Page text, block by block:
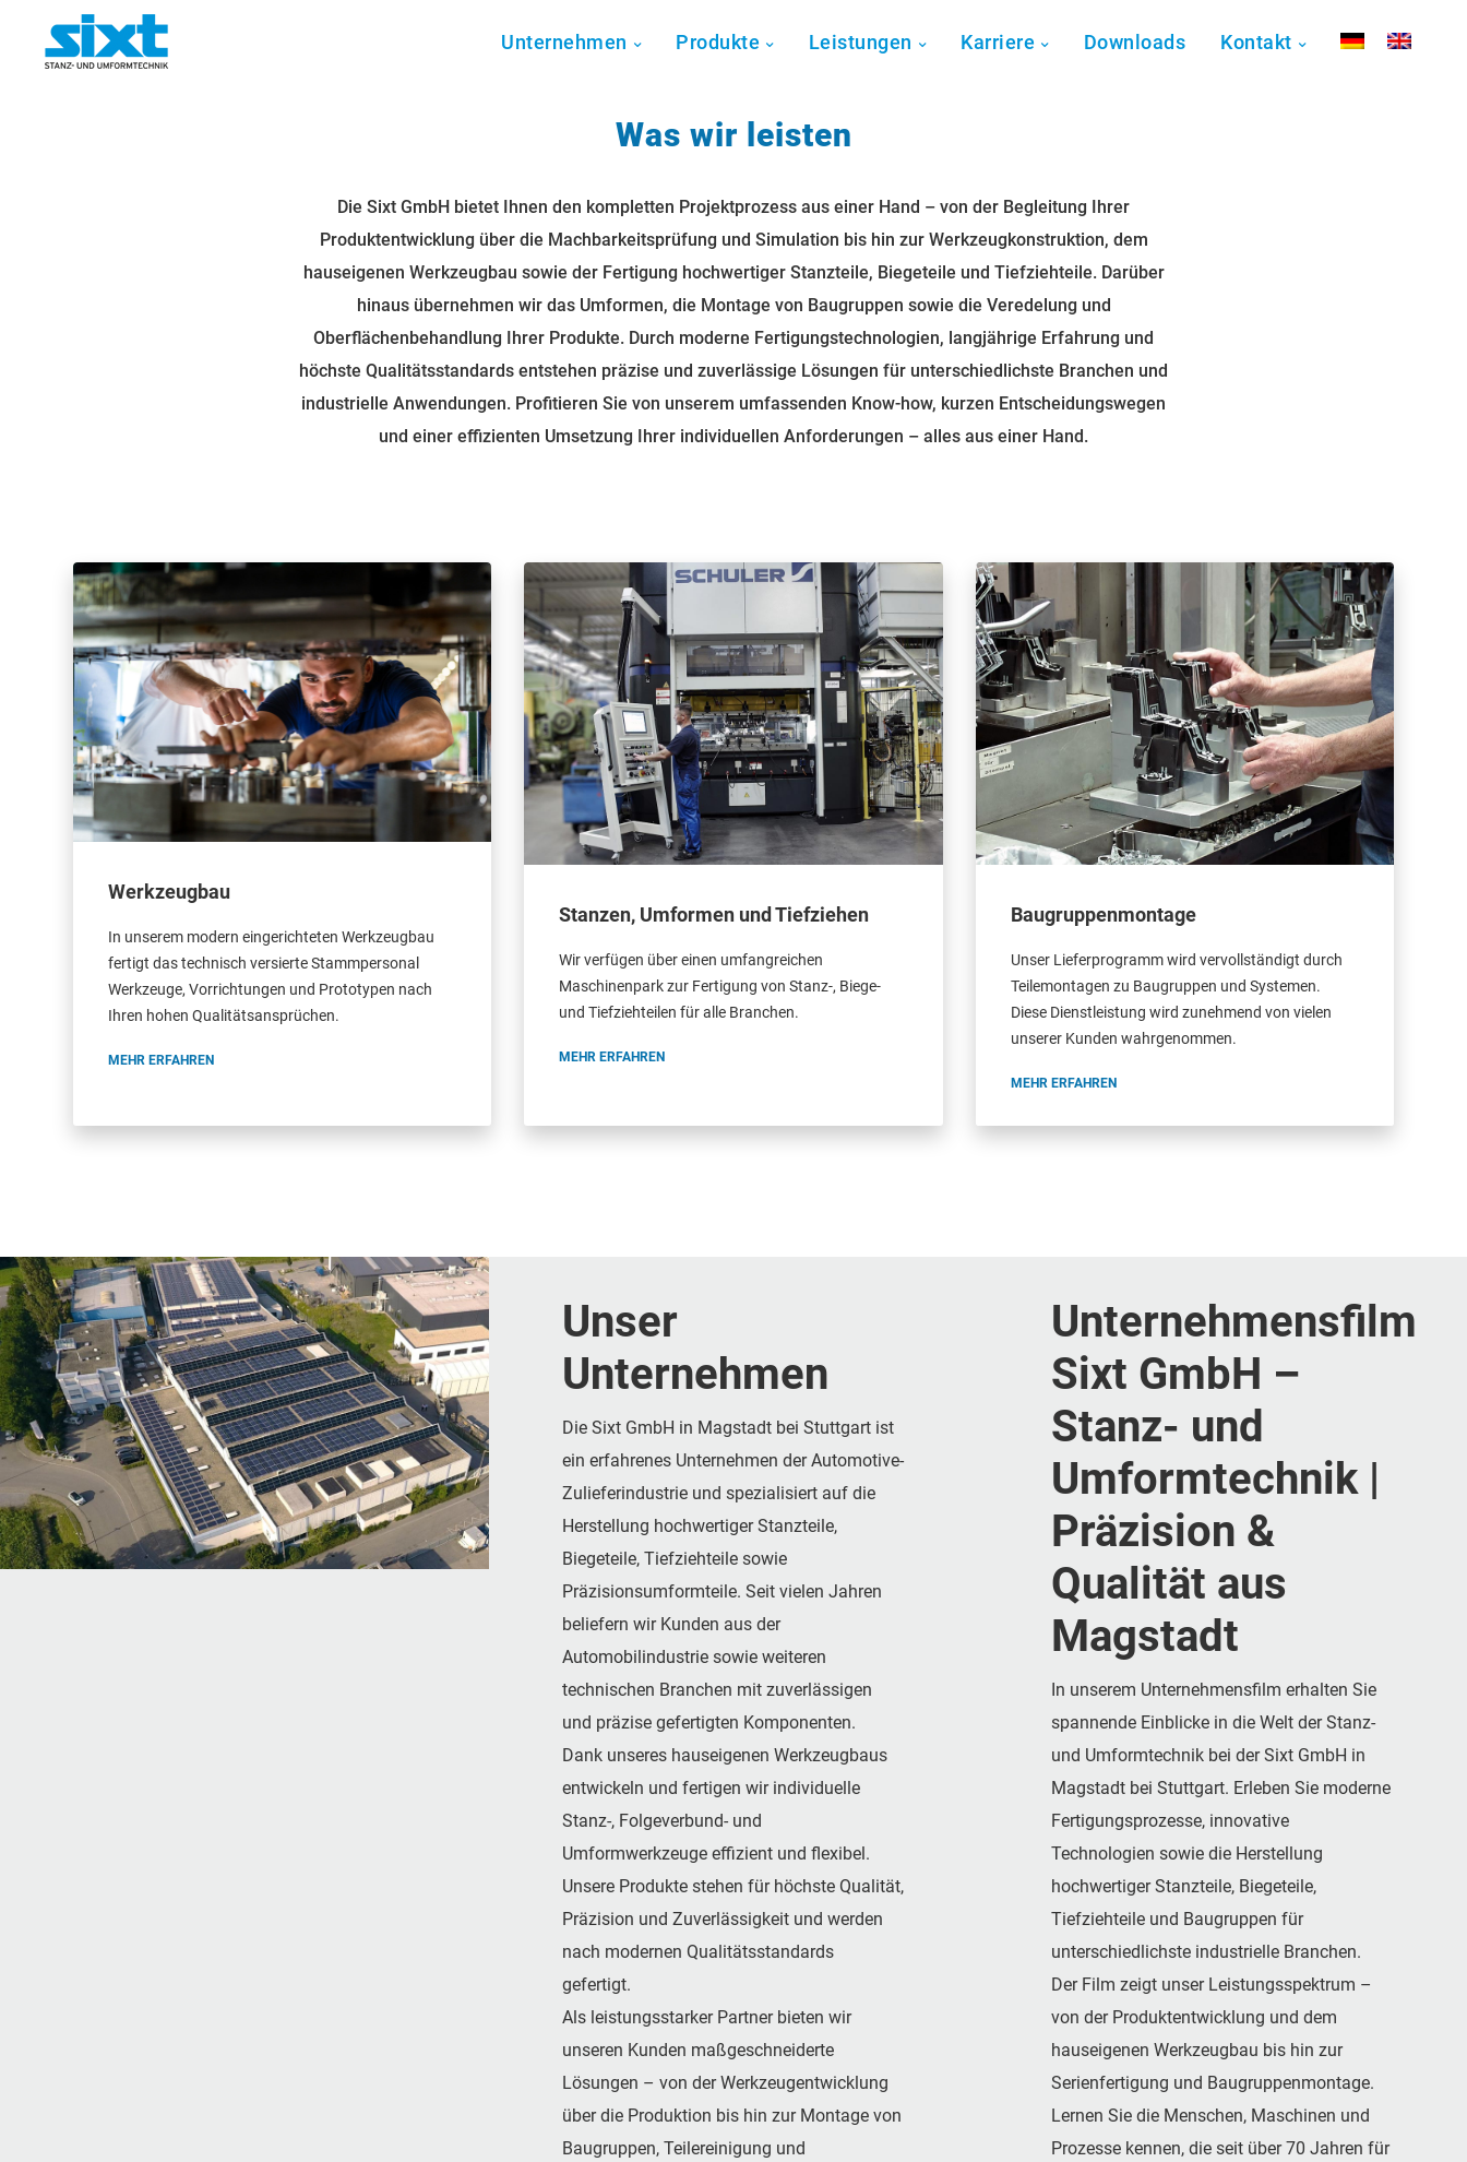
Unternehmen Produkte Leistungen Karriere Downloads Kontakt
Was wir leisten
Die Sixt GmbH bietet Ihnen den kompletten Projektprozess aus einer Hand – von der Begleitung Ihrer
Produktentwicklung über die Machbarkeitsprüfung und Simulation bis hin zur Werkzeugkonstruktion, dem
hauseigenen Werkzeugbau sowie der Fertigung hochwertiger Stanzteile, Biegeteile und Tiefziehteile. Darüber
hinaus übernehmen wir das Umformen, die Montage von Baugruppen sowie die Veredelung und
Oberflächenbehandlung Ihrer Produkte. Durch moderne Fertigungstechnologien, langjährige Erfahrung und
höchste Qualitätsstandards entstehen präzise und zuverlässige Lösungen für unterschiedlichste Branchen und
industrielle Anwendungen. Profitieren Sie von unserem umfassenden Know-how, kurzen Entscheidungswegen
und einer effizienten Umsetzung Ihrer individuellen Anforderungen – alles aus einer Hand.
Werkzeugbau
In unserem modern eingerichteten Werkzeugbau
fertigt das technisch versierte Stammpersonal
Werkzeuge, Vorrichtungen und Prototypen nach
Ihren hohen Qualitätsansprüchen.
MEHR ERFAHREN
Stanzen, Umformen und Tiefziehen
Wir verfügen über einen umfangreichen
Maschinenpark zur Fertigung von Stanz-, Biege-
und Tiefziehteilen für alle Branchen.
MEHR ERFAHREN
Baugruppenmontage
Unser Lieferprogramm wird vervollständigt durch
Teilemontagen zu Baugruppen und Systemen.
Diese Dienstleistung wird zunehmend von vielen
unserer Kunden wahrgenommen.
MEHR ERFAHREN
Unser
Unternehmen
Die Sixt GmbH in Magstadt bei Stuttgart ist
ein erfahrenes Unternehmen der Automotive-
Zulieferindustrie und spezialisiert auf die
Herstellung hochwertiger Stanzteile,
Biegeteile, Tiefziehteile sowie
Präzisionsumformteile. Seit vielen Jahren
beliefern wir Kunden aus der
Automobilindustrie sowie weiteren
technischen Branchen mit zuverlässigen
und präzise gefertigten Komponenten.
Dank unseres hauseigenen Werkzeugbaus
entwickeln und fertigen wir individuelle
Stanz-, Folgeverbund- und
Umformwerkzeuge effizient und flexibel.
Unsere Produkte stehen für höchste Qualität,
Präzision und Zuverlässigkeit und werden
nach modernen Qualitätsstandards
gefertigt.
Als leistungsstarker Partner bieten wir
unseren Kunden maßgeschneiderte
Lösungen – von der Werkzeugentwicklung
über die Produktion bis hin zur Montage von
Baugruppen, Teilereinigung und
Unternehmensfilm
Sixt GmbH –
Stanz- und
Umformtechnik |
Präzision &
Qualität aus
Magstadt
In unserem Unternehmensfilm erhalten Sie
spannende Einblicke in die Welt der Stanz-
und Umformtechnik bei der Sixt GmbH in
Magstadt bei Stuttgart. Erleben Sie moderne
Fertigungsprozesse, innovative
Technologien sowie die Herstellung
hochwertiger Stanzteile, Biegeteile,
Tiefziehteile und Baugruppen für
unterschiedlichste industrielle Branchen.
Der Film zeigt unser Leistungsspektrum –
von der Produktentwicklung und dem
hauseigenen Werkzeugbau bis hin zur
Serienfertigung und Baugruppenmontage.
Lernen Sie die Menschen, Maschinen und
Prozesse kennen, die seit über 70 Jahren für